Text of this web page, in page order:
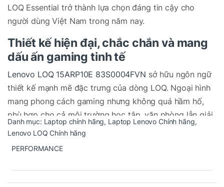
LOQ Essential trở thành lựa chọn đáng tin cậy cho
người dùng Việt Nam trong năm nay.
Thiết kế hiện đại, chắc chắn và mang
dấu ấn gaming tinh tế
Lenovo LOQ 15ARP10E 83S0004FVN sở hữu ngôn ngữ
thiết kế mạnh mẽ đặc trưng của dòng LOQ. Ngoại hình
mang phong cách gaming nhưng không quá hầm hố,
phù hợp cho cả môi trường học tập, văn phòng lẫn giải
trí. Các đường cắt khỏe, các mảng khối được tạo hình
độ bền cao khi sử dụng lâu dài.
Danh mục: Laptop chính hãng, Laptop Lenovo Chính hãng,
Lenovo LOQ Chính hãng
PERFORMANCE